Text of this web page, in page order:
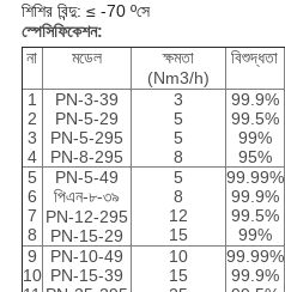
শিশির বিন্দু: ≤ -70 ºসে
স্পেসিফিকেশন:
না
মডেল
ক্ষমতা
(Nm3/h)
বিশুদ্ধতা
1
2
3
4
PN-3-39
PN-5-29
PN-5-295
PN-8-295
3
5
5
8
99.9%
99.5%
99%
95%
5
6
7
8
PN-5-49
পিএন-৮-৩৯
PN-12-295
PN-15-29
5
8
12
15
99.99%
99.9%
99.5%
99%
9
10
PN-10-49
PN-15-39
10
15
99.99%
99.9%